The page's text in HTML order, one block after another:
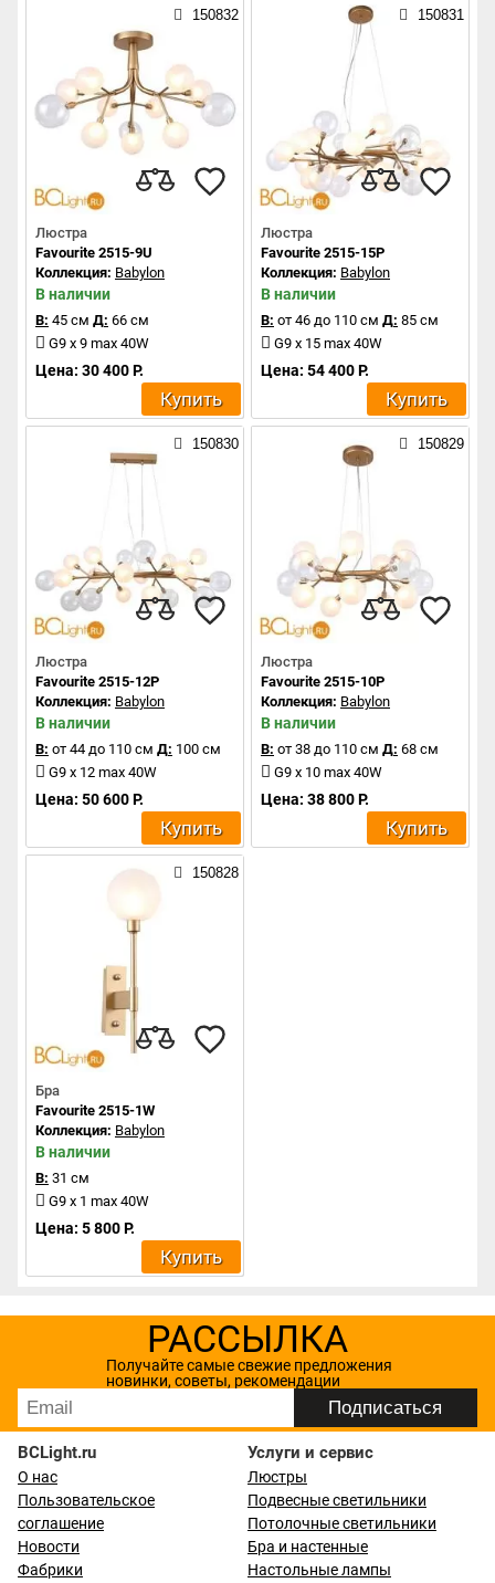
150832
Люстра
Favourite 2515-9U
Коллекция: Babylon
В наличии
В: 45 см Д: 66 см
G9 x 9 max 40W
Цена: 30 400 Р.
Купить
150831
Люстра
Favourite 2515-15P
Коллекция: Babylon
В наличии
В: от 46 до 110 см Д: 85 см
G9 x 15 max 40W
Цена: 54 400 Р.
Купить
150830
Люстра
Favourite 2515-12P
Коллекция: Babylon
В наличии
В: от 44 до 110 см Д: 100 см
G9 x 12 max 40W
Цена: 50 600 Р.
Купить
150829
Люстра
Favourite 2515-10P
Коллекция: Babylon
В наличии
В: от 38 до 110 см Д: 68 см
G9 x 10 max 40W
Цена: 38 800 Р.
Купить
150828
Бра
Favourite 2515-1W
Коллекция: Babylon
В наличии
В: 31 см
G9 x 1 max 40W
Цена: 5 800 Р.
Купить
РАССЫЛКА
Получайте самые свежие предложения
новинки, советы, рекомендации
BCLight.ru
О нас
Пользовательское
соглашение
Новости
Фабрики
Услуги и сервис
Люстры
Подвесные светильники
Потолочные светильники
Бра и настенные
Настольные лампы